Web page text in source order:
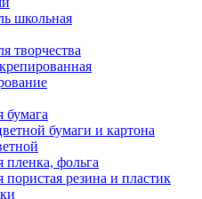
школьная
творчества
бумага
бумаги и картона
пленка, фольга
пористая резина и пластик